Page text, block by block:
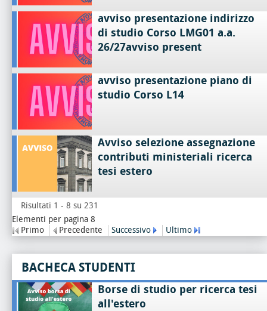
avviso presentazione indirizzo
di studio Corso LMG01 a.a.
26/27avviso present
avviso presentazione piano di
studio Corso L14
Avviso selezione assegnazione
contributi ministeriali ricerca
tesi estero
Risultati 1 - 8 su 231
Elementi per pagina 8
Primo
Precedente Successivo Ultimo
BACHECA STUDENTI
Borse di studio per ricerca tesi
all'estero